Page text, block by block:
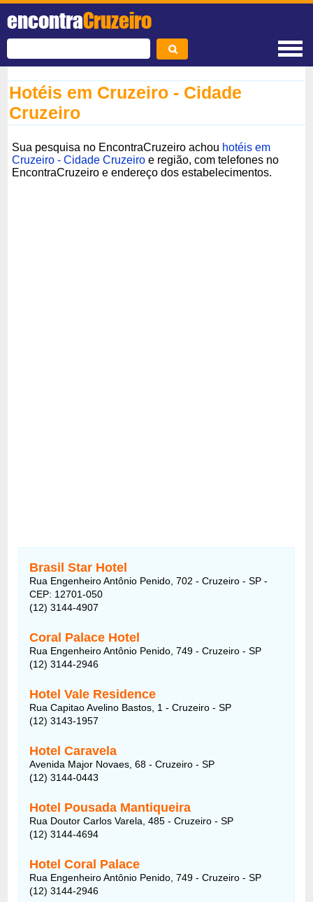
encontraCruzeiro
Hotéis em Cruzeiro - Cidade
Cruzeiro
Sua pesquisa no EncontraCruzeiro achou hotéis em
Cruzeiro - Cidade Cruzeiro e região, com telefones no
EncontraCruzeiro e endereço dos estabelecimentos.
Brasil Star Hotel
Rua Engenheiro Antônio Penido, 702 - Cruzeiro - SP -
CEP: 12701-050
(12) 3144-4907
Coral Palace Hotel
Rua Engenheiro Antônio Penido, 749 - Cruzeiro - SP
(12) 3144-2946
Hotel Vale Residence
Rua Capitao Avelino Bastos, 1 - Cruzeiro - SP
(12) 3143-1957
Hotel Caravela
Avenida Major Novaes, 68 - Cruzeiro - SP
(12) 3144-0443
Hotel Pousada Mantiqueira
Rua Doutor Carlos Varela, 485 - Cruzeiro - SP
(12) 3144-4694
Hotel Coral Palace
Rua Engenheiro Antônio Penido, 749 - Cruzeiro - SP
(12) 3144-2946